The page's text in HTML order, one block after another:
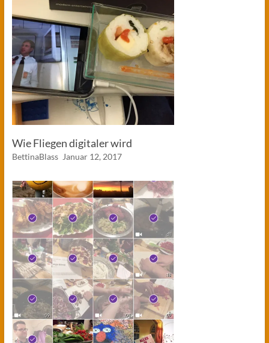
Wie Fliegen digitaler wird
BettinaBlass Januar 12, 2017